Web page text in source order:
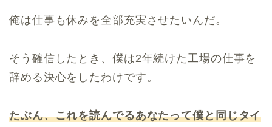
俺は仕事も休みを全部充実させたいんだ。
そう確信したとき、僕は2年続けた工場の仕事を
辞める決心をしたわけです。
たぶん、これを読んでるあなたって僕と同じタイ